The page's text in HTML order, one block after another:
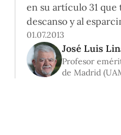
en su artículo 31
descanso y al
actividades
¿Cuán importante
educación y el
Linaza, ganador de
01.07.2013
José Luis
Profesor
de Madrid